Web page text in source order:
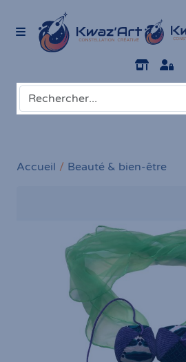
Accueil Beauté & bien-être